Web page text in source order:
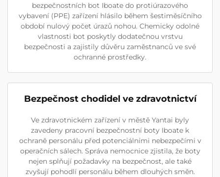
bezpečnostních bot Iboate do protiúrazového
vybavení (PPE) zařízení hlásilo během šestiměsíčního
období nulový počet úrazů nohou. Chemicky odolné
vlastnosti bot poskytly dodatečnou vrstvu
bezpečnosti a zajistily důvěru zaměstnanců ve své
ochranné prostředky.
Bezpečnost chodidel ve zdravotnictví
Ve zdravotnickém zařízení v městě Yantai byly
zavedeny pracovní bezpečnostní boty Iboate k
ochraně personálu před potenciálními nebezpečími v
operačních sálech. Správa nemocnice zjistila, že boty
nejen splňují požadavky na bezpečnost, ale také
zvyšují pohodlí personálu během dlouhých směn.